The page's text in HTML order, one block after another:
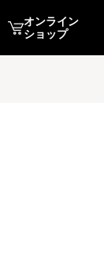
オンライン
ショップ